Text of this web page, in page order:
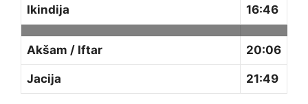
Ikindija 16:46
Akšam / Iftar 20:06
Jacija 21:49